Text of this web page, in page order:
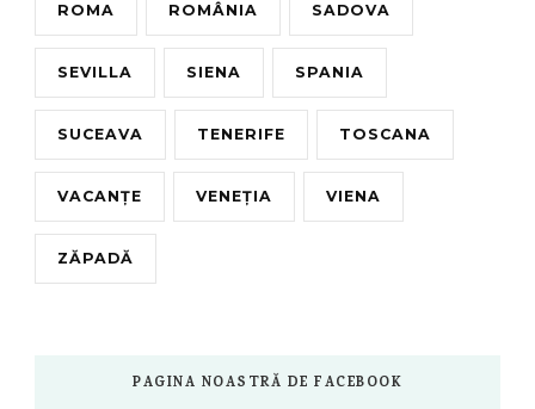
ROMA ROMÂNIA SADOVA
SEVILLA SIENA SPANIA
SUCEAVA TENERIFE TOSCANA
VACANȚE VENEȚIA VIENA
ZĂPADĂ
PAGINA NOASTRĂ DE FACEBOOK